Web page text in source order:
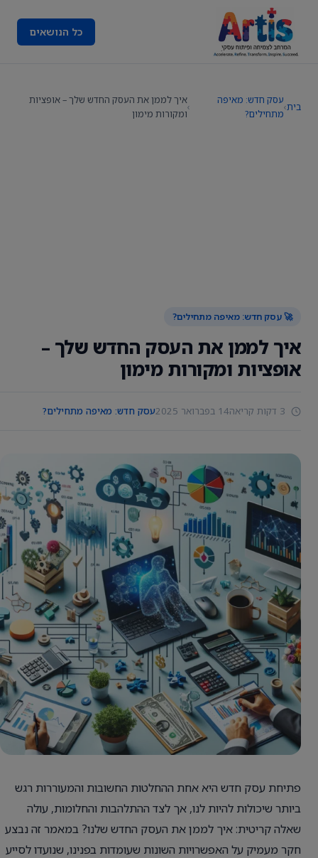
כל הנושאים
בית›
עסק חדש: מאיפה
מתחילים?
›
איך לממן את העסק החדש שלך – אופציות
ומקורות מימון
🚀 עסק חדש: מאיפה מתחילים?
איך לממן את העסק החדש שלך –
אופציות ומקורות מימון
14 בפברואר 2025 עסק חדש: מאיפה מתחילים?
פתיחת עסק חדש היא אחת ההחלטות החשובות והמעוררות רגש
ביותר שיכולות להיות לנו, אך לצד ההתלהבות והחלומות, עולה
שאלה קריטית: איך לממן את העסק החדש שלנו? במאמר זה נבצע
חקר מעמיק על האפשרויות השונות שעומדות בפנינו, שנועדו לסייע